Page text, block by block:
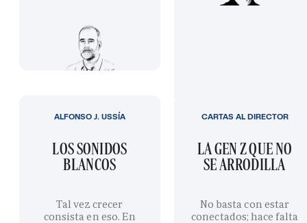
LOS SONIDOS
BLANCOS
Tal vez crecer
consista en eso. En
ALFONSO J. USSÍA
LA GEN Z QUE NO
SE ARRODILLA
No basta con estar
conectados; hace falta
CARTAS AL DIRECTOR